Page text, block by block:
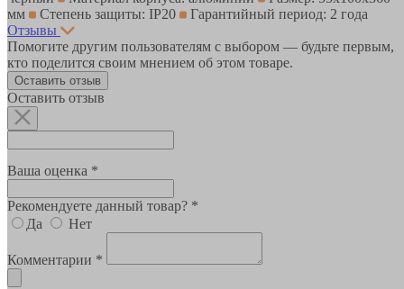
мм
Степень защиты: IP20
Гарантийный период: 2 года
Отзывы
Помогите другим пользователям с выбором — будьте первым,
кто поделится своим мнением об этом товаре.
Оставить отзыв
Оставить отзыв
Ваша оценка *
Рекомендуете данный товар? *
Да
Нет
Комментарии *